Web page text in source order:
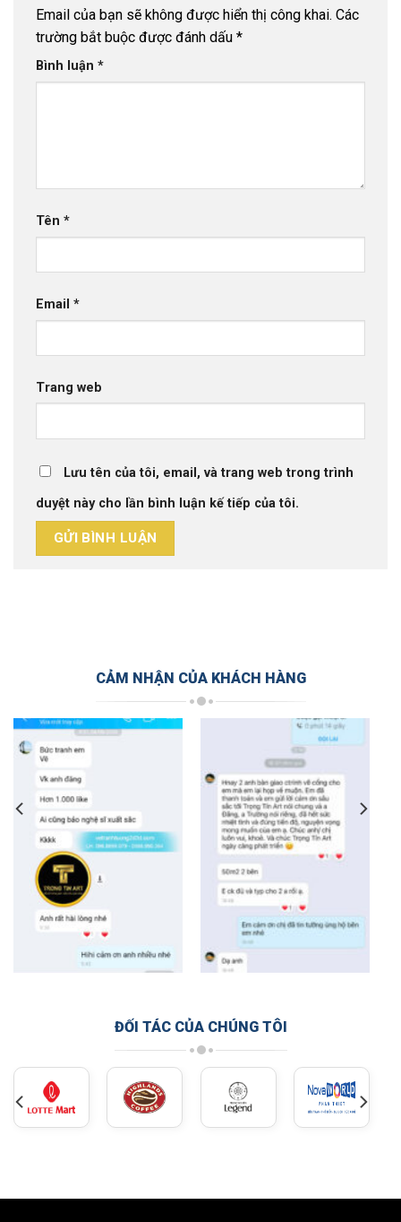
Email của bạn sẽ không được hiển thị công khai. Các
trường bắt buộc được đánh dấu *
Bình luận *
Tên *
Email *
Trang web
Lưu tên của tôi, email, và trang web trong trình
duyệt này cho lần bình luận kế tiếp của tôi.
CẢM NHẬN CỦA KHÁCH HÀNG
ĐỐI TÁC CỦA CHÚNG TÔI